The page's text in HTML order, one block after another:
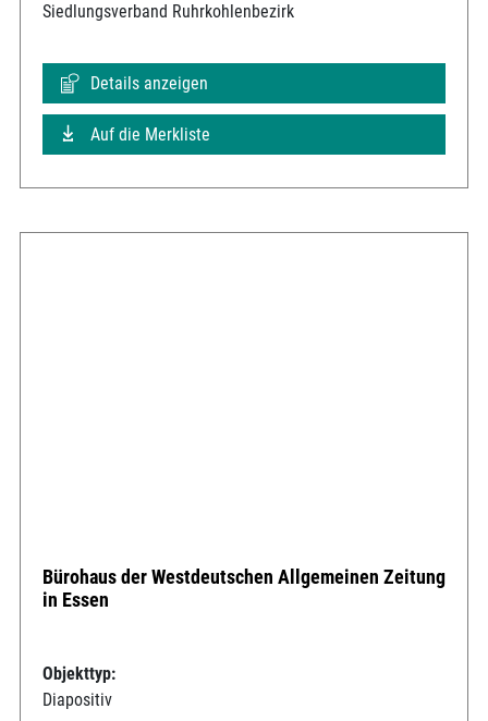
Siedlungsverband Ruhrkohlenbezirk
Details anzeigen
Auf die Merkliste
Bürohaus der Westdeutschen Allgemeinen Zeitung
in Essen
Objekttyp:
Diapositiv